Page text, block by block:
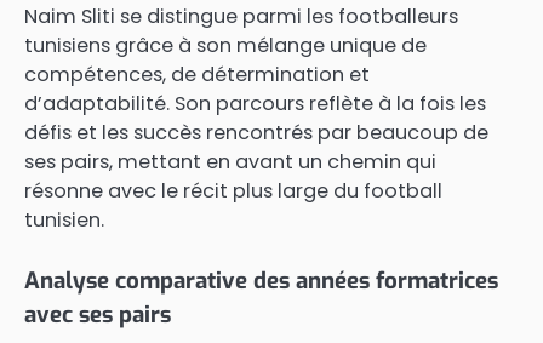
Naim Sliti se distingue parmi les footballeurs
tunisiens grâce à son mélange unique de
compétences, de détermination et
d’adaptabilité. Son parcours reflète à la fois les
défis et les succès rencontrés par beaucoup de
ses pairs, mettant en avant un chemin qui
résonne avec le récit plus large du football
tunisien.
Analyse comparative des années formatrices
avec ses pairs